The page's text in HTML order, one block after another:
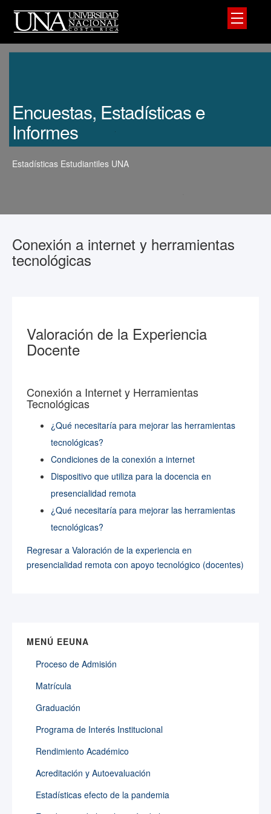
Encuestas, Estadísticas e
Informes
Estadísticas Estudiantiles UNA
Conexión a internet y herramientas
tecnológicas
Valoración de la Experiencia
Docente
Conexión a Internet y Herramientas
Tecnológicas
¿Qué necesitaría para mejorar las herramientas
tecnológicas?
Condiciones de la conexión a internet
Dispositivo que utiliza para la docencia en
presencialidad remota
¿Qué necesitaría para mejorar las herramientas
tecnológicas?
Regresar a Valoración de la experiencia en
presencialidad remota con apoyo tecnológico (docentes)
MENÚ EEUNA
Proceso de Admisión
Matrícula
Graduación
Programa de Interés Institucional
Rendimiento Académico
Acreditación y Autoevaluación
Estadísticas efecto de la pandemia